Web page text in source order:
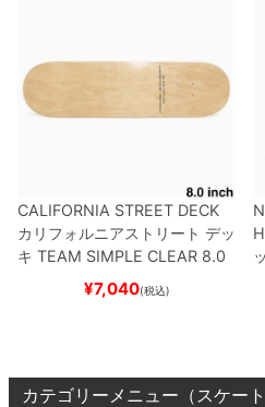
CALIFORNIA STREET DECK
カリフォルニアストリート デッ
キ TEAM SIMPLE CLEAR 8.0
ブランク（DSM）
ード スケボー
¥7,040(税込)
カテゴリーメニュー（スケート